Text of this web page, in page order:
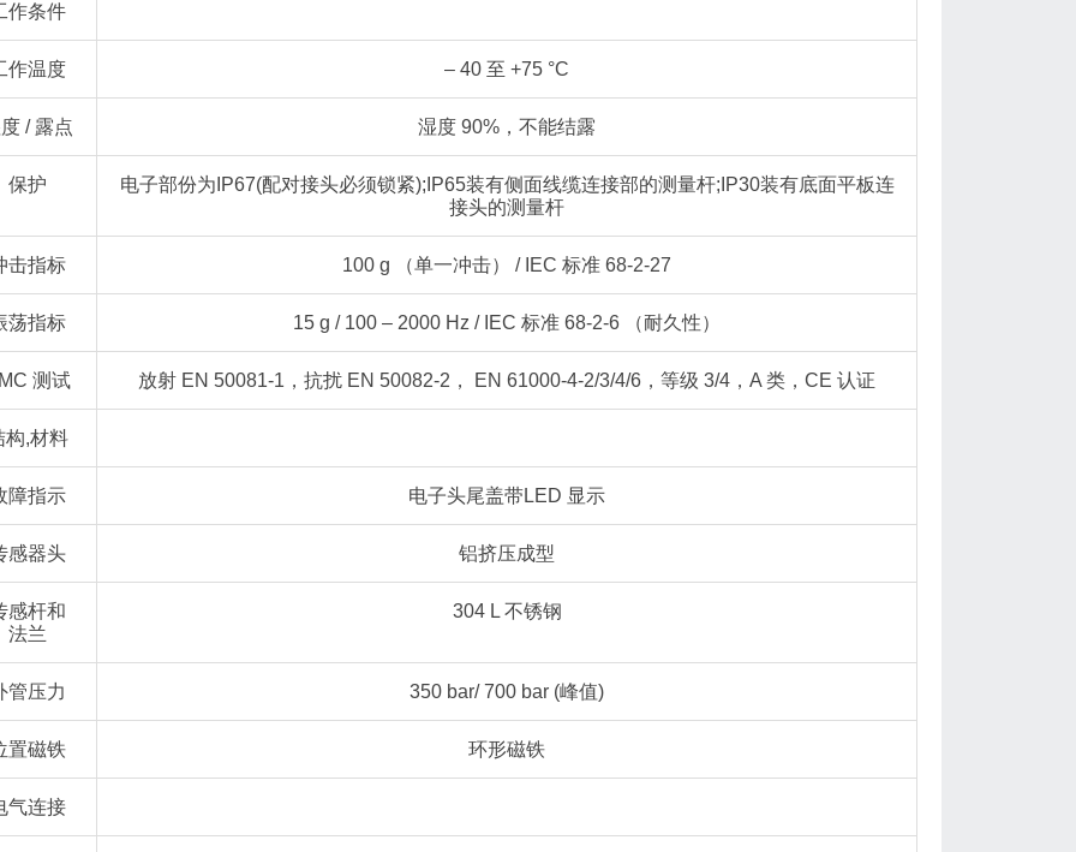
作条件
作温度 – 40 至 +75 °C
/ 露点 湿度 90%，不能结露
保护
电子部份为IP67(配对接头必须锁紧);IP65装有侧面线缆连接部的测量杆;IP30装有底面平板连
接头的测量杆
击指标 100 g （单一冲击） / IEC 标准 68-2-27
荡指标 15 g / 100 – 2000 Hz / IEC 标准 68-2-6 （耐久性）
测试 放射 EN 50081-1，抗扰 EN 50082-2， EN 61000-4-2/3/4/6，等级 3/4，A 类，CE 认证
构,材料
障指示 电子头尾盖带LED 显示
感器头 铝挤压成型
感杆和
法兰
304 L 不锈钢
管压力 350 bar/ 700 bar (峰值)
置磁铁 环形磁铁
气连接